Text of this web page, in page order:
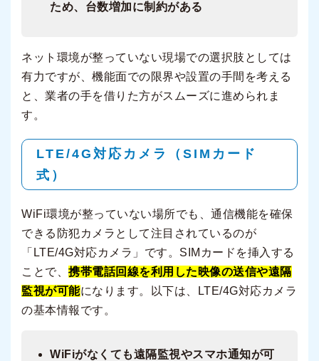
ため、台数増加に制約がある
ネット環境が整っていない現場での選択肢としては
有力ですが、機能面での限界や設置の手間を考える
と、業者の手を借りた方がスムーズに進められま
す。
LTE/4G対応カメラ（SIMカード
式）
WiFi環境が整っていない場所でも、通信機能を確保
できる防犯カメラとして注目されているのが
「LTE/4G対応カメラ」です。SIMカードを挿入する
ことで、 携帯電話回線を利用した映像の送信や遠隔
監視が可能になります。以下は、LTE/4G対応カメラ
の基本情報です。
WiFiがなくても遠隔監視やスマホ通知が可